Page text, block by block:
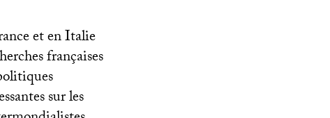
et en Italie
françaises
sur les